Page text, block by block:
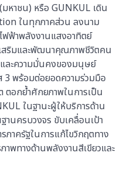
หาชน) หรือ GUNKUL เดิน
ในทุกภาคส่วน ลงนาม
ฟ้าพลังงานแสงอาทิตย์
ริมและพัฒนาคุณภาพชีวิตคน
ละความมั่นคงของมนุษย์
3 พร้อมต่อยอดความร่วมมือ
ตอกย้ำศักยภาพในการเป็น
ในฐานะผู้ให้บริการด้าน
านครบวงจร ขับเคลื่อนเป้า
าครัฐในการแก้ไขวิกฤตทาง
พทางด้านพลังงานสีเขียวและ